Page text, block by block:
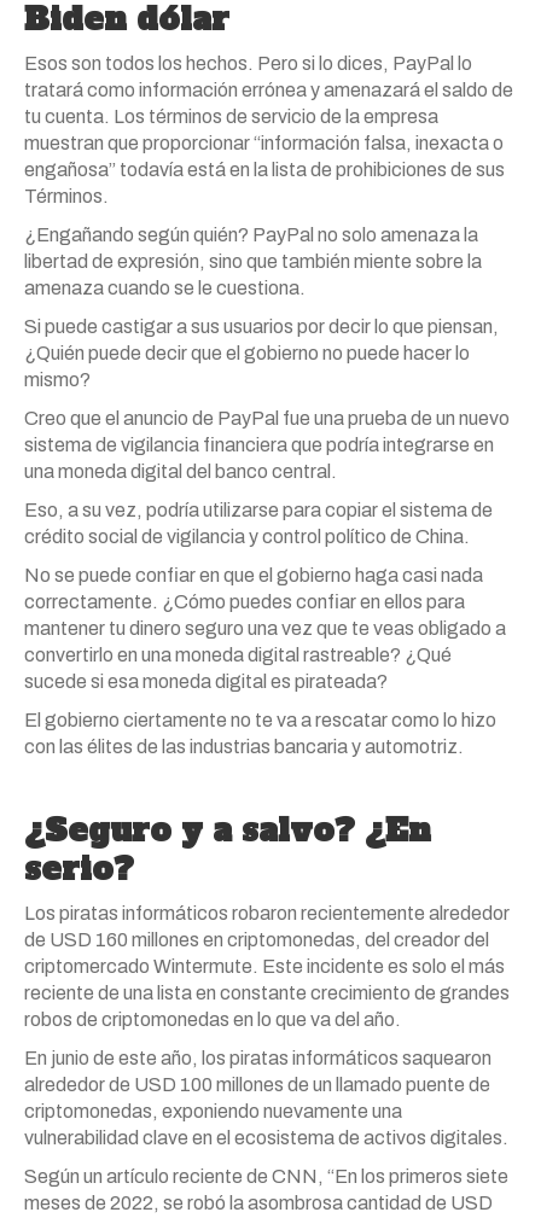
Biden dólar
Esos son todos los hechos. Pero si lo dices, PayPal lo
tratará como información errónea y amenazará el saldo de
tu cuenta. Los términos de servicio de la empresa
muestran que proporcionar “información falsa, inexacta o
engañosa” todavía está en la lista de prohibiciones de sus
Términos.
¿Engañando según quién? PayPal no solo amenaza la
libertad de expresión, sino que también miente sobre la
amenaza cuando se le cuestiona.
Si puede castigar a sus usuarios por decir lo que piensan,
¿Quién puede decir que el gobierno no puede hacer lo
mismo?
Creo que el anuncio de PayPal fue una prueba de un nuevo
sistema de vigilancia financiera que podría integrarse en
una moneda digital del banco central.
Eso, a su vez, podría utilizarse para copiar el sistema de
crédito social de vigilancia y control político de China.
No se puede confiar en que el gobierno haga casi nada
correctamente. ¿Cómo puedes confiar en ellos para
mantener tu dinero seguro una vez que te veas obligado a
convertirlo en una moneda digital rastreable? ¿Qué
sucede si esa moneda digital es pirateada?
El gobierno ciertamente no te va a rescatar como lo hizo
con las élites de las industrias bancaria y automotriz.
¿Seguro y a salvo? ¿En
serio?
Los piratas informáticos robaron recientemente alrededor
de USD 160 millones en criptomonedas, del creador del
criptomercado Wintermute. Este incidente es solo el más
reciente de una lista en constante crecimiento de grandes
robos de criptomonedas en lo que va del año.
En junio de este año, los piratas informáticos saquearon
alrededor de USD 100 millones de un llamado puente de
criptomonedas, exponiendo nuevamente una
vulnerabilidad clave en el ecosistema de activos digitales.
Según un artículo reciente de CNN, “En los primeros siete
meses de 2022, se robó la asombrosa cantidad de USD